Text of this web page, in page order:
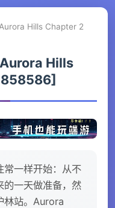
Hills Chapter 2
Hills
常一样开始：从不
的一天做准备，然
林站。Aurora